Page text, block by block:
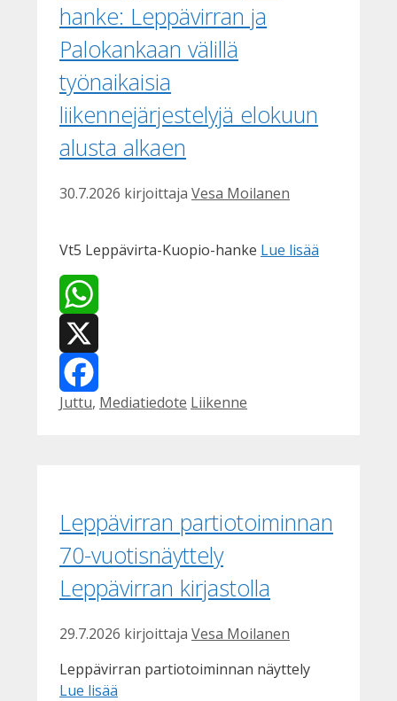
hanke: Leppävirran ja
Palokankaan välillä
työnaikaisia
liikennejärjestelyjä elokuun
alusta alkaen
30.7.2026 kirjoittaja Vesa Moilanen
Vt5 Leppävirta-Kuopio-hanke Lue lisää
WhatsApp
X
Facebook
Kategoriat
Juttu, Mediatiedote Avainsanat
Liikenne
Leppävirran partiotoiminnan
70-vuotisnäyttely
Leppävirran kirjastolla
29.7.2026 kirjoittaja Vesa Moilanen
Leppävirran partiotoiminnan näyttely
Lue lisää